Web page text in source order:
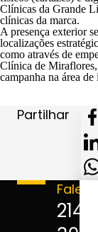
Clínicas da Grande
clínicas da marca.
A presença exterior
localizações
como através de
Clínica de
campanha na área
Partilhar
Fale
214